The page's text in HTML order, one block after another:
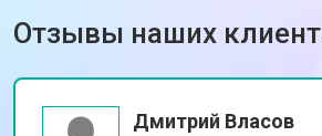
Отзывы наших
Дмитрий Власов